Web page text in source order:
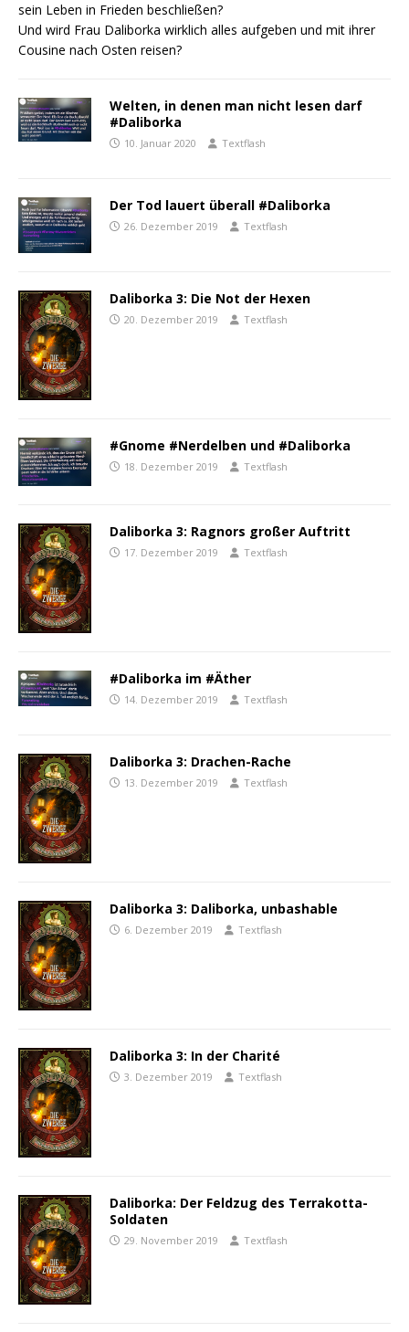
sein Leben in Frieden beschließen?
Und wird Frau Daliborka wirklich alles aufgeben und mit ihrer
Cousine nach Osten reisen?
Welten, in denen man nicht lesen darf
#Daliborka
10. Januar 2020 Textflash
Der Tod lauert überall #Daliborka
26. Dezember 2019 Textflash
Daliborka 3: Die Not der Hexen
20. Dezember 2019 Textflash
#Gnome #Nerdelben und #Daliborka
18. Dezember 2019 Textflash
Daliborka 3: Ragnors großer Auftritt
17. Dezember 2019 Textflash
#Daliborka im #Äther
14. Dezember 2019 Textflash
Daliborka 3: Drachen-Rache
13. Dezember 2019 Textflash
Daliborka 3: Daliborka, unbashable
6. Dezember 2019 Textflash
Daliborka 3: In der Charité
3. Dezember 2019 Textflash
Daliborka: Der Feldzug des Terrakotta-
Soldaten
29. November 2019 Textflash